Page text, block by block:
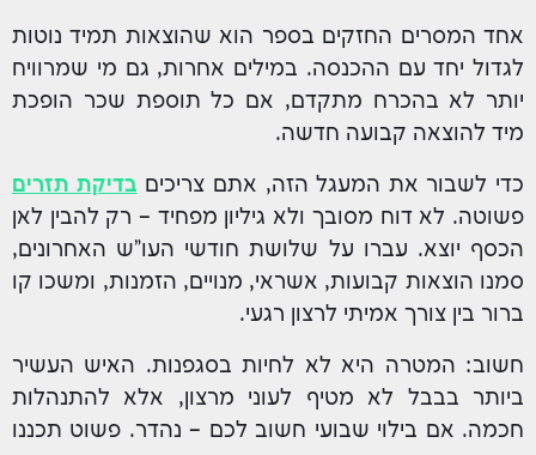
אחד המסרים החזקים בספר הוא שהוצאות תמיד נוטות
לגדול יחד עם ההכנסה. במילים אחרות, גם מי שמרוויח
יותר לא בהכרח מתקדם, אם כל תוספת שכר הופכת
מיד להוצאה קבועה חדשה.
כדי לשבור את המעגל הזה, אתם צריכים בדיקת תזרים
פשוטה. לא דוח מסובך ולא גיליון מפחיד – רק להבין לאן
הכסף יוצא. עברו על שלושת חודשי העו"ש האחרונים,
סמנו הוצאות קבועות, אשראי, מנויים, הזמנות, ומשכו קו
ברור בין צורך אמיתי לרצון רגעי.
חשוב: המטרה היא לא לחיות בסגפנות. האיש העשיר
ביותר בבבל לא מטיף לעוני מרצון, אלא להתנהלות
חכמה. אם בילוי שבועי חשוב לכם – נהדר. פשוט תכננו